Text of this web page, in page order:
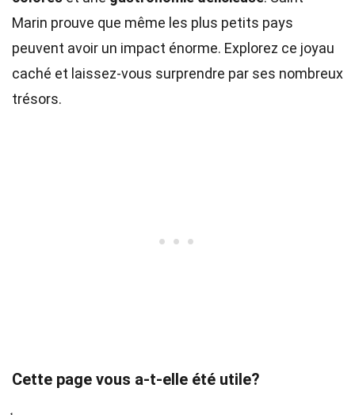
Marin prouve que même les plus petits pays
peuvent avoir un impact énorme. Explorez ce joyau
caché et laissez-vous surprendre par ses nombreux
trésors.
Cette page vous a-t-elle été utile?